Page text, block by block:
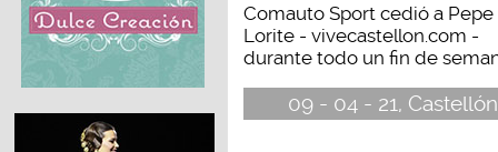
Comauto Sport cedió a Pepe
Lorite - vivecastellon.com -
durante todo un fin de
09 - 04 - 21, Castellón